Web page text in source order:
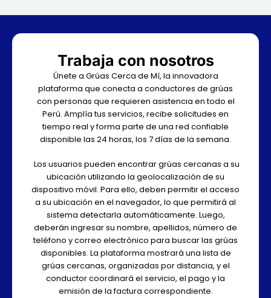
Trabaja con nosotros
Únete a Grúas Cerca de Mí, la innovadora
plataforma que conecta a conductores de grúas
con personas que requieren asistencia en todo el
Perú. Amplía tus servicios, recibe solicitudes en
tiempo real y forma parte de una red confiable
disponible las 24 horas, los 7 días de la semana.
Los usuarios pueden encontrar grúas cercanas a su
ubicación utilizando la geolocalización de su
dispositivo móvil. Para ello, deben permitir el acceso
a su ubicación en el navegador, lo que permitirá al
sistema detectarla automáticamente. Luego,
deberán ingresar su nombre, apellidos, número de
teléfono y correo electrónico para buscar las grúas
disponibles. La plataforma mostrará una lista de
grúas cercanas, organizadas por distancia, y el
conductor coordinará el servicio, el pago y la
emisión de la factura correspondiente.